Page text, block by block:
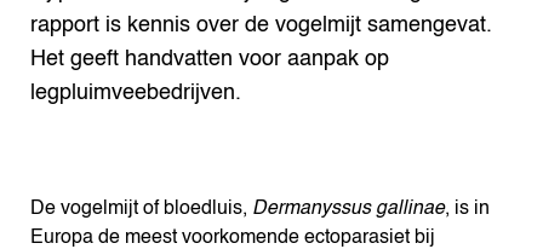
rapport is kennis over de vogelmijt samengevat.
Het geeft handvatten voor aanpak op
legpluimveebedrijven.
De vogelmijt of bloedluis, Dermanyssus gallinae, is in
Europa de meest voorkomende ectoparasiet bij